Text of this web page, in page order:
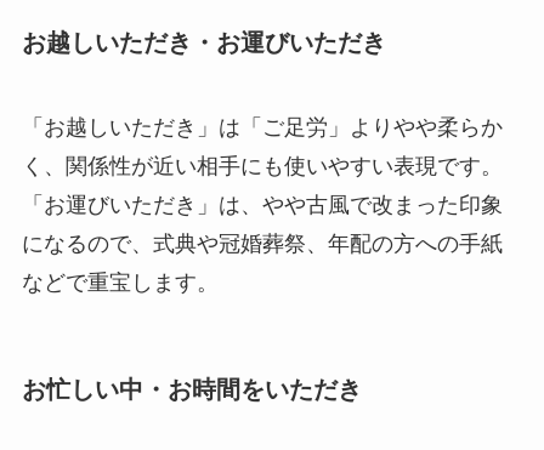
お越しいただき・お運びいただき
「お越しいただき」は「ご足労」よりやや柔らか
く、関係性が近い相手にも使いやすい表現です。
「お運びいただき」は、やや古風で改まった印象
になるので、式典や冠婚葬祭、年配の方への手紙
などで重宝します。
お忙しい中・お時間をいただき